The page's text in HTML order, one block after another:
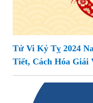
Tử Vi Kỷ Tỵ 2024
Tiết, Cách Hóa Giải